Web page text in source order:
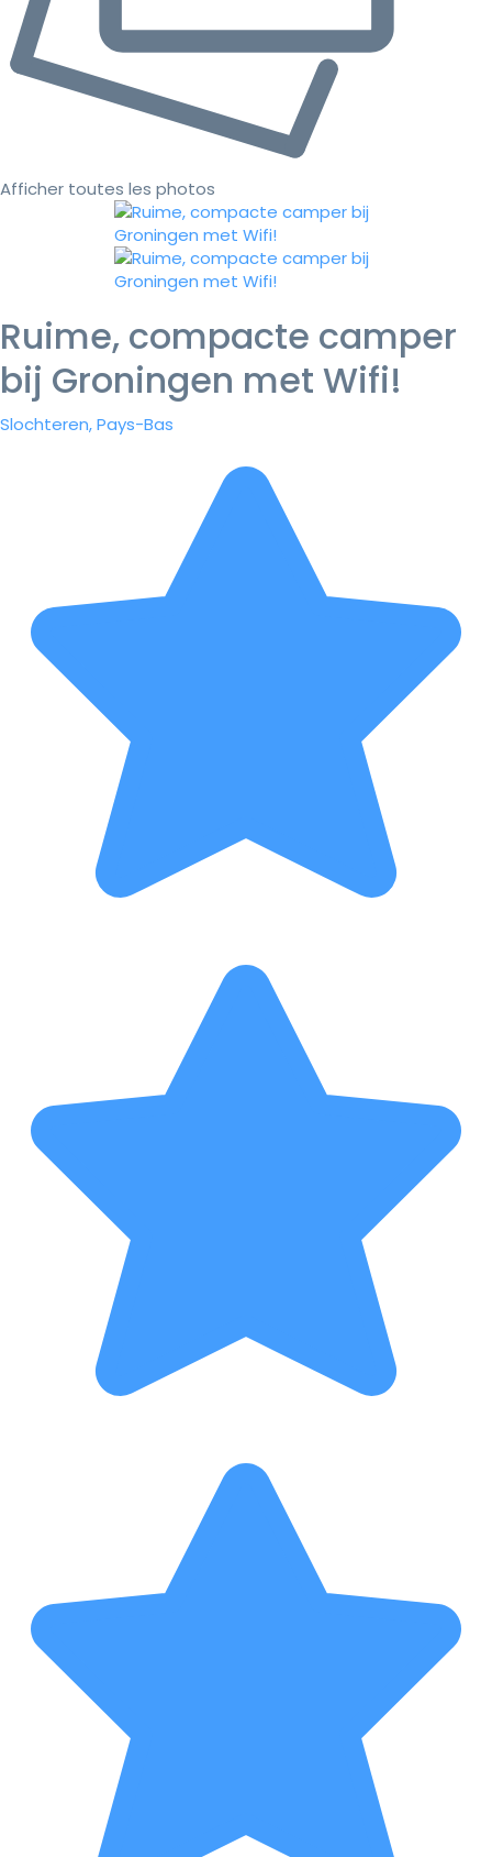
Afficher toutes les photos
Ruime, compacte camper
bij Groningen met Wifi!
Slochteren, Pays-Bas